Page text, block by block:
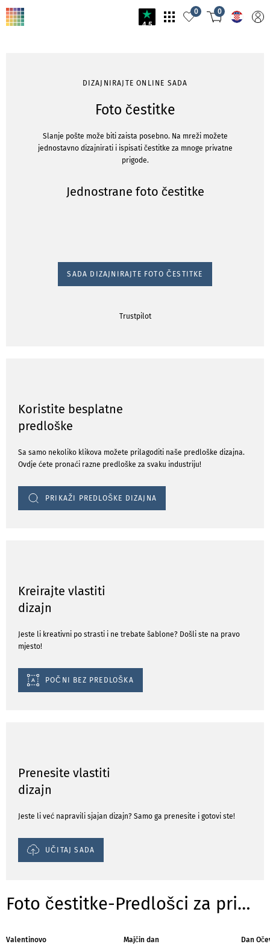
4.5
0 0
DIZAJNIRAJTE ONLINE SADA
Foto čestitke
Slanje pošte može biti zaista posebno. Na mreži možete
jednostavno dizajnirati i ispisati čestitke za mnoge privatne
prigode.
Jednostrane foto čestitke
SADA DIZAJNIRAJTE FOTO ČESTITKE
Trustpilot
Koristite besplatne
predloške
Sa samo nekoliko klikova možete prilagoditi naše predloške dizajna.
Ovdje ćete pronaći razne predloške za svaku industriju!
PRIKAŽI PREDLOŠKE DIZAJNA
Kreirajte vlastiti
dizajn
Jeste li kreativni po strasti i ne trebate šablone? Došli ste na pravo
mjesto!
POČNI BEZ PREDLOŠKA
Prenesite vlastiti
dizajn
Jeste li već napravili sjajan dizajn? Samo ga prenesite i gotovi ste!
UČITAJ SADA
Foto čestitke-Predlošci za prigode
Valentinovo
Majčin dan
Dan